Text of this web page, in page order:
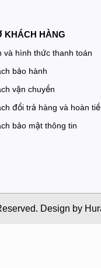
KHÁCH HÀNG
và hình thức thanh toán
bảo hành
vận chuyển
đổi trả hàng và hoàn
bảo mật thông tin
Design by